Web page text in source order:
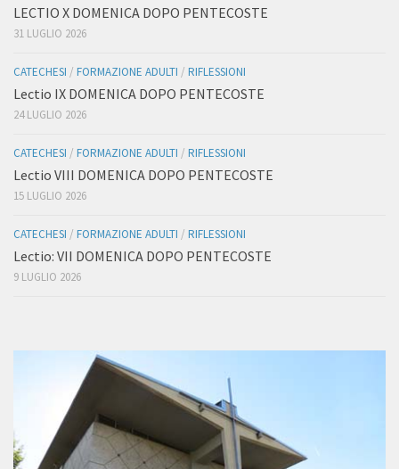
LECTIO X DOMENICA DOPO PENTECOSTE
31 LUGLIO 2026
CATECHESI / FORMAZIONE ADULTI / RIFLESSIONI
Lectio IX DOMENICA DOPO PENTECOSTE
24 LUGLIO 2026
CATECHESI / FORMAZIONE ADULTI / RIFLESSIONI
Lectio VIII DOMENICA DOPO PENTECOSTE
15 LUGLIO 2026
CATECHESI / FORMAZIONE ADULTI / RIFLESSIONI
Lectio: VII DOMENICA DOPO PENTECOSTE
9 LUGLIO 2026